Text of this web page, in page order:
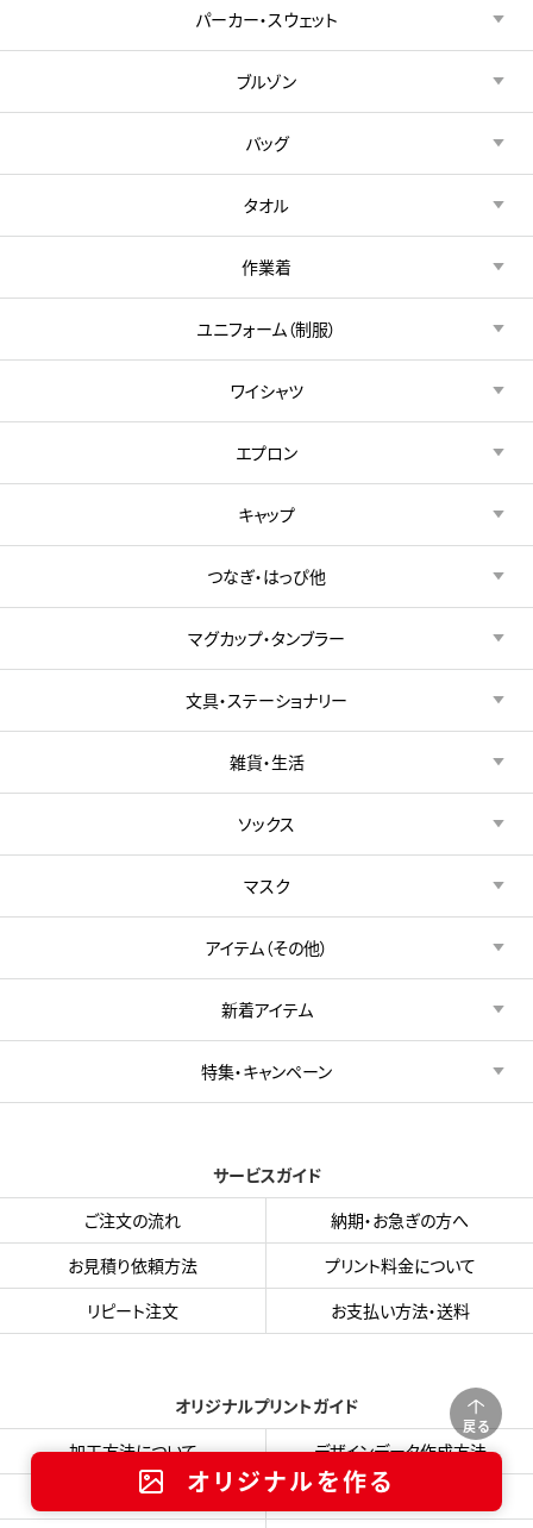
戻る
オリジナルを作る
パーカー・スウェット
ブルゾン
バッグ
タオル
作業着
ユニフォーム（制服）
ワイシャツ
エプロン
キャップ
つなぎ・はっぴ他
マグカップ・タンブラー
文具・ステーショナリー
雑貨・生活
ソックス
マスク
アイテム（その他）
新着アイテム
特集・キャンペーン
サービスガイド
ご注文の流れ
納期・お急ぎの方へ
お見積り依頼方法
プリント料金について
リピート注文
お支払い方法・送料
オリジナルプリントガイド
加工方法について
デザインデータ作成方法
プリント色サンプル
入稿用テンプレート